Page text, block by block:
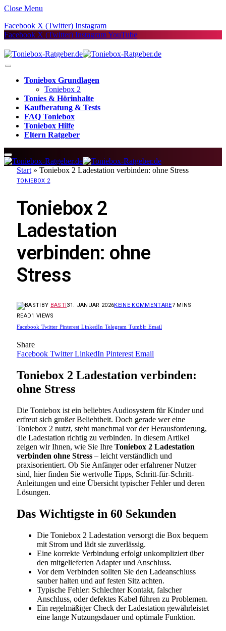
Close Menu
Facebook X (Twitter) Instagram
Facebook X (Twitter) InstagramYouTube
Toniebox Grundlagen
Toniebox 2
Tonies & Hörinhalte
Kaufberatung & Tests
FAQ Toniebox
Toniebox Hilfe
Eltern Ratgeber
Start » Toniebox 2 Ladestation verbinden: ohne Stress
TONIEBOX 2
Toniebox 2
Ladestation
verbinden: ohne
Stress
BY BASTI31. JANUAR 2026KEINE KOMMENTARE7 MINS
READ1 VIEWS
Facebook Twitter Pinterest LinkedIn Telegram Tumblr Email
Share
Facebook Twitter LinkedIn Pinterest Email
Toniebox 2 Ladestation verbinden:
ohne Stress
Die Toniebox ist ein beliebtes Audiosystem für Kinder und
erfreut sich großer Beliebtheit. Doch gerade wer eine
Toniebox 2 nutzt, steht manchmal vor der Herausforderung,
die Ladestation richtig zu verbinden. In diesem Artikel
zeigen wir Ihnen, wie Sie Ihre Toniebox 2 Ladestation
verbinden ohne Stress – leicht verständlich und
praxisorientiert. Ob Sie Anfänger oder erfahrener Nutzer
sind, hier finden Sie wertvolle Tipps, Schritt-für-Schritt-
Anleitungen und eine Übersicht typischer Fehler und deren
Lösungen.
Das Wichtigste in 60 Sekunden
Die Toniebox 2 Ladestation versorgt die Box bequem
mit Strom und lädt sie zuverlässig.
Eine korrekte Verbindung erfolgt unkompliziert über
den mitgelieferten Adapter und Anschluss.
Vor dem Verbinden sollten Sie den Ladeanschluss
sauber halten und auf festen Sitz achten.
Typische Fehler: Schlechter Kontakt, falscher
Anschluss, oder defektes Kabel führen zu Problemen.
Ein regelmäßiger Check der Ladestation gewährleistet
eine lange Nutzungsdauer und optimale Funktion.